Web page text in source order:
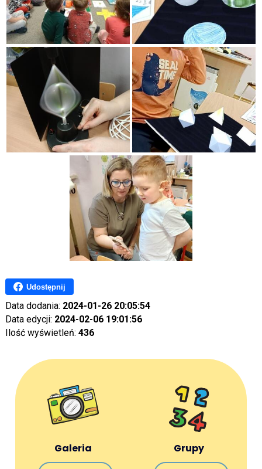
Udostępnij
Data dodania: 2024-01-26 20:05:54
Data edycji: 2024-02-06 19:01:56
Ilość wyświetleń: 436
Galeria Grupy